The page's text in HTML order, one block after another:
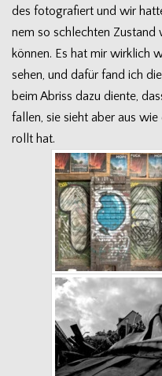
des foto­gra­fiert und wir
nem so schlech­ten Zustand
kön­nen. Es hat mir wirk­lich
sehen, und dafür fand ich
beim Abriss dazu diente,
fal­len, sie sieht aber aus
rollt hat.